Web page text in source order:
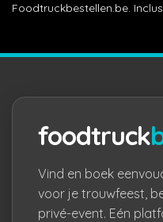
Foodtruckbestellen.be.
foodtruck
Vind en boek
voor je trouwfeest,
privé-event. Eén